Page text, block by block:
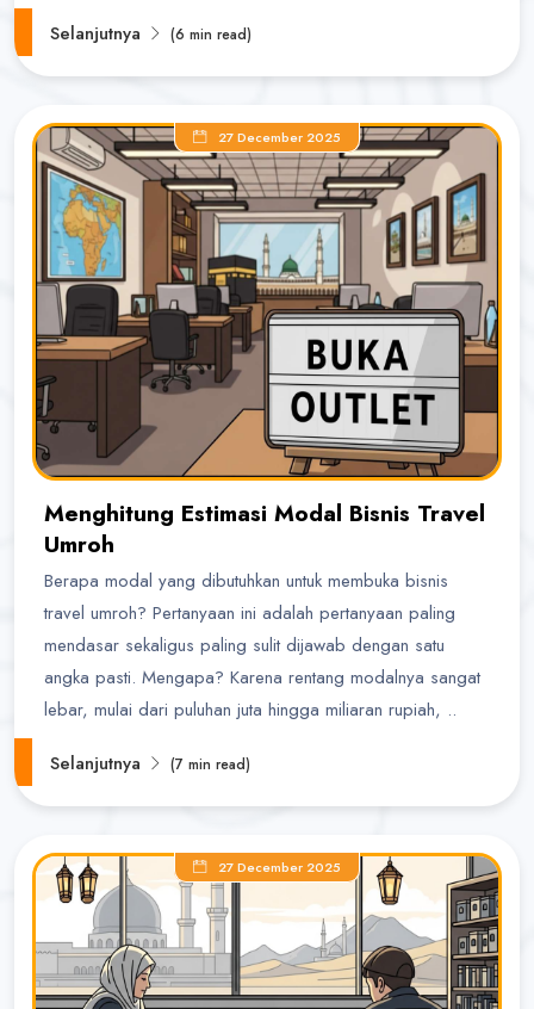
Selanjutnya (6 min read)
27 December 2025
Menghitung Estimasi Modal Bisnis Travel
Umroh
Berapa modal yang dibutuhkan untuk membuka bisnis
travel umroh? Pertanyaan ini adalah pertanyaan paling
mendasar sekaligus paling sulit dijawab dengan satu
angka pasti. Mengapa? Karena rentang modalnya sangat
lebar, mulai dari puluhan juta hingga miliaran rupiah, ..
Selanjutnya (7 min read)
27 December 2025